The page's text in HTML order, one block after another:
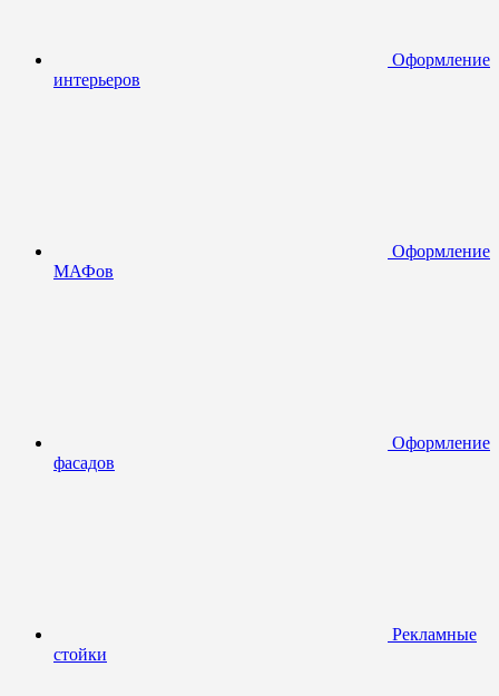
Оформление
интерьеров
Оформление
МАФов
Оформление
фасадов
Рекламные
стойки